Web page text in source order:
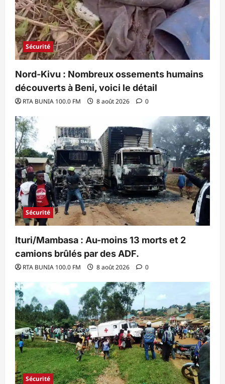
Sécurité
Nord-Kivu : Nombreux ossements humains
découverts à Beni, voici le détail
RTA BUNIA 100.0 FM 8 août 2026 0
Sécurité
Ituri/Mambasa : Au-moins 13 morts et 2
camions brûlés par des ADF.
RTA BUNIA 100.0 FM 8 août 2026 0
Sécurité